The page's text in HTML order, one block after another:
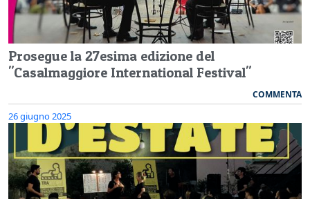
Prosegue la 27esima edizione del
"Casalmaggiore International Festival"
COMMENTA
26 giugno 2025